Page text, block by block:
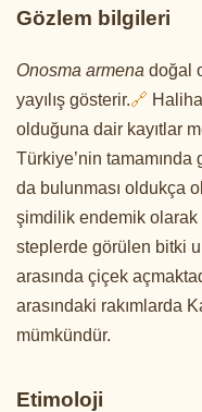
Gözlem bilgileri
Onosma armena doğal
yayılış gösterir.🔗
olduğuna dair kayıtlar
Türkiye’nin tamamında
da bulunması oldukça
şimdilik endemik olarak
steplerde görülen bitki
arasında çiçek
arasındaki rakımlarda
mümkündür.
Etimoloji